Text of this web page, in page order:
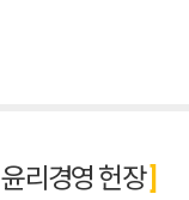
윤리경영 헌장